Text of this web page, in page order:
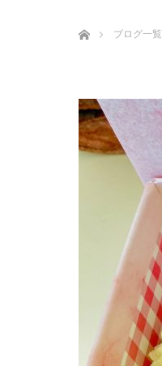
ブログ一覧